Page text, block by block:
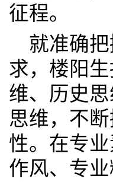
征程。
就准确
求，楼阳
维、历史
思维，不
性。在专
作风、专